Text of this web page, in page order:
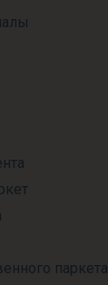
паркета